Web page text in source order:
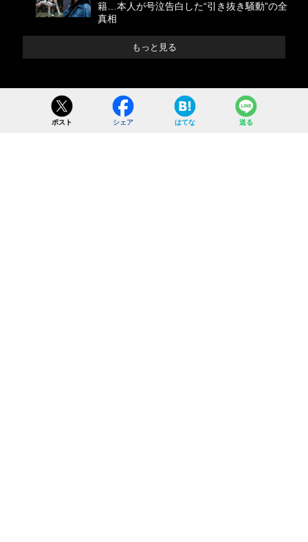
籍…本人が号泣告白した“引き抜き騒動”の全
真相
もっと見る
ポスト シェア はてな 送る